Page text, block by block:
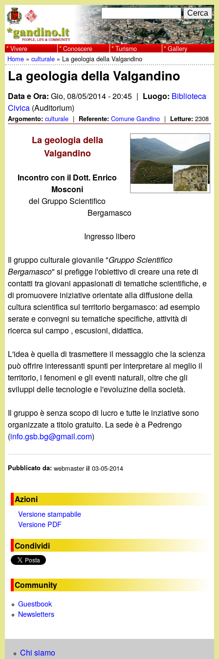
al
contenuto
principale
w
w
w
.
n
o
.
i
t
F
o
r
m
d
i
r
c
r
c
C
e
r
c
a
Vivere Conoscere Turismo Gallery
Tu
sei
qui
Home »culturale » La geologia della Valgandino
La geologia della Valgandino
Data e Ora:Gio, 08/05/2014 - 20:45 | Luogo: Biblioteca
Civica (Auditorium)
Argomento:culturale | Referente:Comune Gandino | Letture:2308
La geologia della
Valgandino
Incontro con il Dott. Enrico
Mosconi
del Gruppo Scientifico
Bergamasco
Ingresso libero
Il gruppo culturale giovanile "Gruppo Scientifico
Bergamasco" si prefigge l'obiettivo di creare una rete di
contatti tra giovani appasionati di tematiche scientifiche, e
di promuovere iniziative orientate alla diffusione della
cultura scientifica sul territorio bergamasco: ad esempio
serate e convegni su tematiche specifiche, attività di
ricerca sul campo , escusioni, didattica.
L'idea è quella di trasmettere il messaggio che la scienza
può offrire interessanti spunti per interpretare al meglio il
territorio, i fenomeni e gli eventi naturali, oltre che gli
sviluppi delle tecnologie e l'evoluzine della società.
Il gruppo è senza scopo di lucro e tutte le inziative sono
organizzate a titolo gratuito. La sede è a Pedrengo
(info.gsb.bg@gmail.com)
Pubblicato da:webmasteril 03-05-2014
Azioni
Versione stampabile
Versione PDF
Condividi
Community
Guestbook
Newsletters
Chi siamo